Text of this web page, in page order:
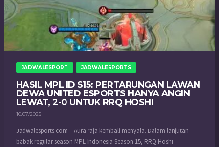
JADWALESPORT JADWALESPORTS
HASIL MPL ID S15: PERTARUNGAN LAWAN
DEWA UNITED ESPORTS HANYA ANGIN
LEWAT, 2-0 UNTUK RRQ HOSHI
10/07/2025
Jadwalesports.com – Aura raja kembali menyala. Dalam lanjutan
babak regular season MPL Indonesia Season 15, RRQ Hoshi